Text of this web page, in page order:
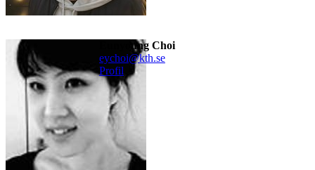
Eunyoung Choi
eychoi@kth.se
Profil